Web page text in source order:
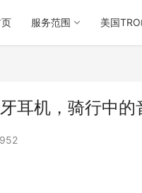
服务范围 美国
机，骑行中的